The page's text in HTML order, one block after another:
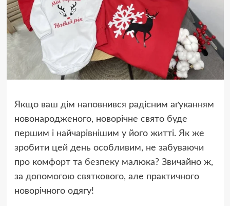
Якщо ваш дім наповнився радісним аґуканням
новонародженого, новорічне свято буде
першим і найчарівнішим у його житті. Як же
зробити цей день особливим, не забуваючи
про комфорт та безпеку малюка? Звичайно ж,
за допомогою святкового, але практичного
новорічного одягу!